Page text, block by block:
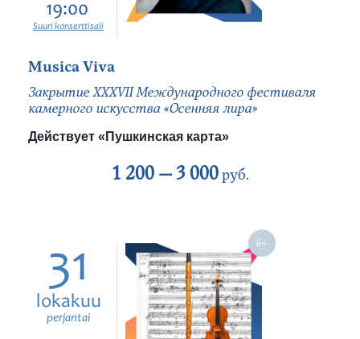
19:00
Suuri konserttisali
Musica Viva
Закрытие ХХХVII Международного фестиваля
камерного искусства «Осенняя лира»
Действует «Пушкинская карта»
1 200 — 3 000руб.
31
lokakuu
perjantai